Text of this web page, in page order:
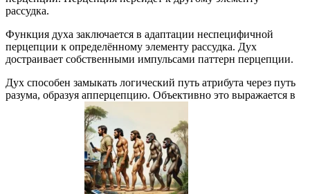
рассудка.
Функция духа заключается в адаптации неспецифичной
перцепции к определённому элементу рассудка. Дух
достраивает собственными импульсами паттерн перцепции.
Дух способен замыкать логический путь атрибута через путь
разума, образуя апперцепцию. Объективно это выражается в